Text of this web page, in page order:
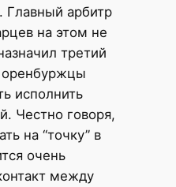
арбитр
на этом не
третий
оренбуржцы
исполнить
Честно говоря,
на “точку” в
очень
между